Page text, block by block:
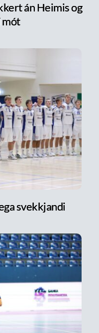
án Heimis og
mót
svekkjandi